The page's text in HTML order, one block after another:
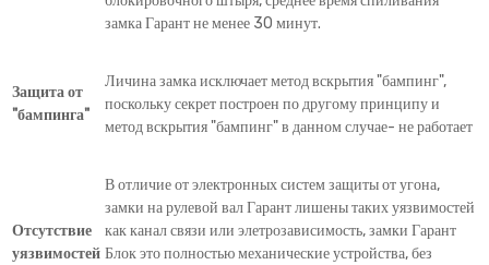
замка Гарант не менее 30 минут.
Защита от
"бампинга"
Личина замка исключает метод вскрытия "бампинг",
поскольку секрет построен по другому принципу и
метод вскрытия "бампинг" в данном случае- не работает
Отсутствие
уязвимостей
В отличие от электронных систем защиты от угона,
замки на рулевой вал Гарант лишены таких уязвимостей
как канал связи или элетрозависимость, замки Гарант
Блок это полностью механические устройства, без